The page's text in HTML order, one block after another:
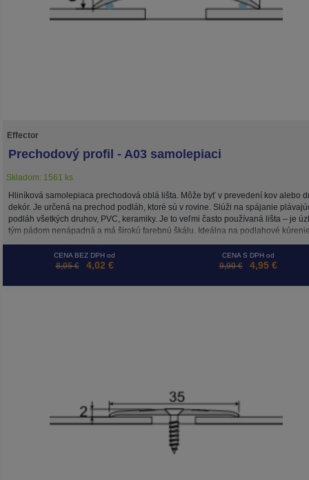
Effector
Prechodový profil - A03 samolepiaci
Skladom: 1561 ks
Hliníková samolepiaca prechodová oblá lišta. Môže byť v prevedení kov alebo
dekór. Je určená na prechod podláh, ktoré sú v rovine. Slúži na spájanie
podláh všetkých druhov, PVC, keramiky. Je to veľmi často používaná lišta – je
tým pádom nenápadná a má širokú farebnú škálu. Ideálna na podlahové
prachu pod lištu.CENA BEZ DPH od
8,05 € 4,02 €
CENA S DPH od
9,90 € 4,95 €